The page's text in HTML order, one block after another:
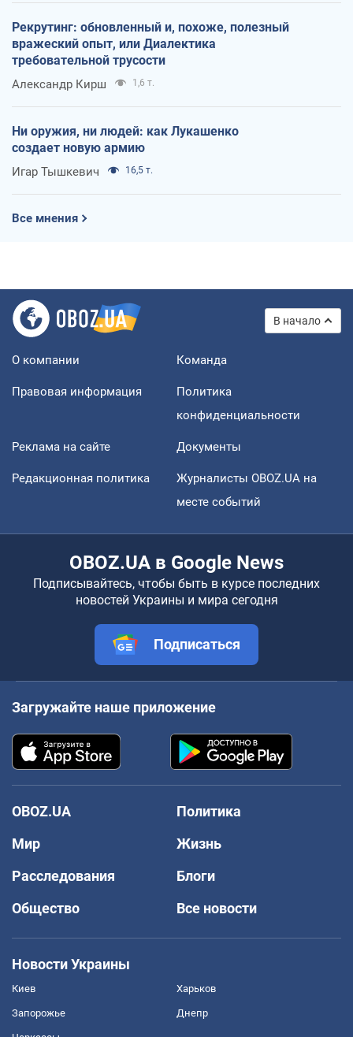
Рекрутинг: обновленный и, похоже, полезный
вражеский опыт, или Диалектика
требовательной трусости
Александр Кирш 1,6 т.
Ни оружия, ни людей: как Лукашенко
создает новую армию
Игар Тышкевич 16,5 т.
Все мнения
В начало
О компании Команда
Правовая информация
Политика
конфиденциальности
Реклама на сайте Документы
Редакционная политика
Журналисты OBOZ.UA на
месте событий
OBOZ.UA в Google News
Подписывайтесь, чтобы быть в курсе последних
новостей Украины и мира сегодня
Подписаться
Загружайте наше приложение
OBOZ.UA
Политика
Мир
Жизнь
Расследования
Блоги
Общество
Все новости
Новости Украины
Киев Харьков
Запорожье Днепр